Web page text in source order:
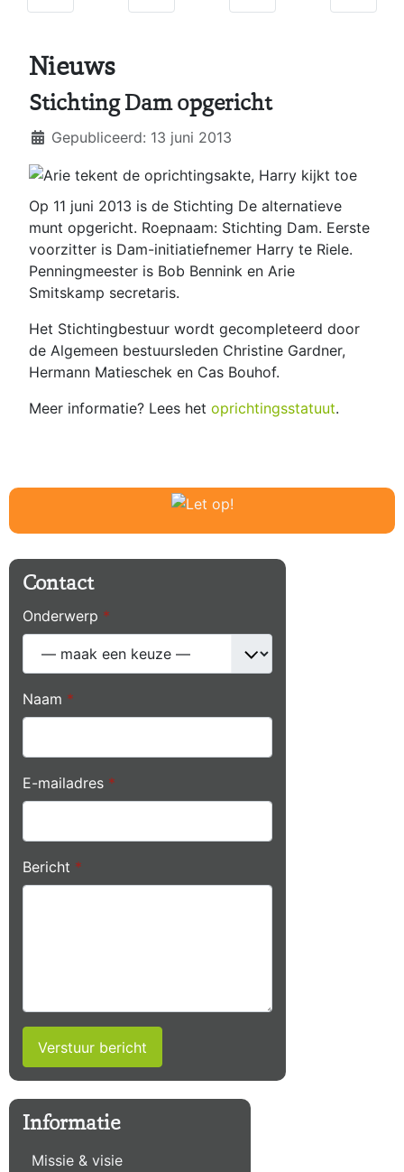
Nieuws
Stichting Dam opgericht
DetailsGepubliceerd: 13 juni 2013
Op 11 juni 2013 is de Stichting De alternatieve
munt opgericht. Roepnaam: Stichting Dam. Eerste
voorzitter is Dam-initiatiefnemer Harry te Riele.
Penningmeester is Bob Bennink en Arie
Smitskamp secretaris.
Het Stichtingbestuur wordt gecompleteerd door
de Algemeen bestuursleden Christine Gardner,
Hermann Matieschek en Cas Bouhof.
Meer informatie? Lees het oprichtingsstatuut.
Contact
Onderwerp *
Naam *
E-mailadres *
Bericht *
Verstuur bericht
Informatie
Missie & visie